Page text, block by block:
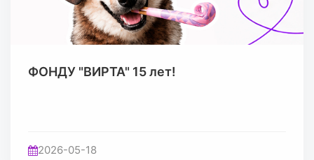
ФОНДУ "ВИРТА" 15 лет!
2026-05-18